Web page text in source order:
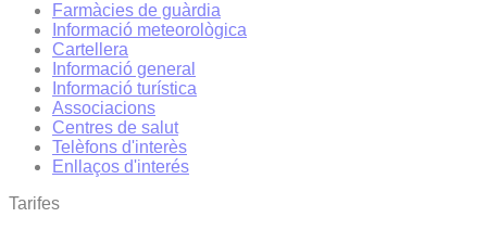
Farmàcies de guàrdia
Informació meteorològica
Cartellera
Informació general
Informació turística
Associacions
Centres de salut
Telèfons d'interès
Enllaços d'interés
Tarifes